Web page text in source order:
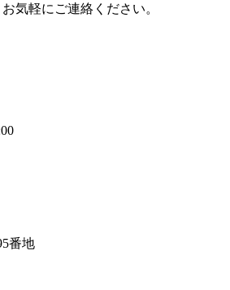
気軽にご連絡ください。
番地